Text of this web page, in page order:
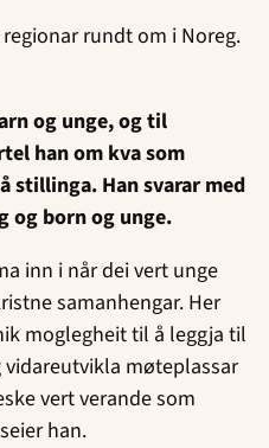
rundt om i Noreg.
og unge, og til
han om kva som
stillinga. Han svarar med
og born og unge.
inn i når dei vert unge
samanhengar. Her
moglegheit til å leggja til
møteplassar
vert verande som
han.